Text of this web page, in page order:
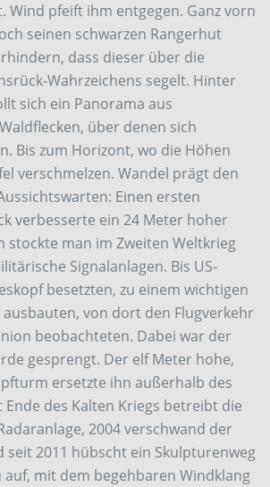
Wind pfeift ihm entgegen. Ganz vorn
seinen schwarzen Rangerhut
dass dieser über die
Wahrzeichens segelt. Hinter
sich ein Panorama aus
über denen sich
Bis zum Horizont, wo die Höhen
verschmelzen. Wandel prägt den
Einen ersten
verbesserte ein 24 Meter hoher
stockte man im Zweiten Weltkrieg
Signalanlagen. Bis US-
besetzten, zu einem wichtigen
ausbauten, von dort den Flugverkehr
beobachteten. Dabei war der
gesprengt. Der elf Meter hohe,
ersetzte ihn außerhalb des
Ende des Kalten Kriegs betreibt die
2004 verschwand der
seit 2011 hübscht ein Skulpturenweg
auf, mit dem begehbaren Windklang